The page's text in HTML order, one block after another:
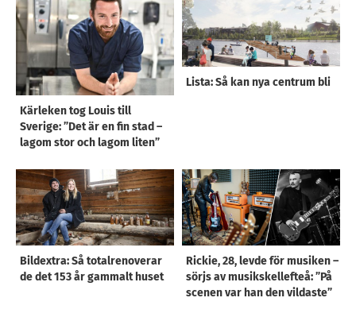
Kärleken tog Louis till
Sverige: ”Det är en fin stad –
lagom stor och lagom liten”
Lista: Så kan nya centrum bli
Bildextra: Så totalrenoverar
de det 153 år gammalt huset
Rickie, 28, levde för musiken –
sörjs av musikskellefteå: ”På
scenen var han den vildaste”